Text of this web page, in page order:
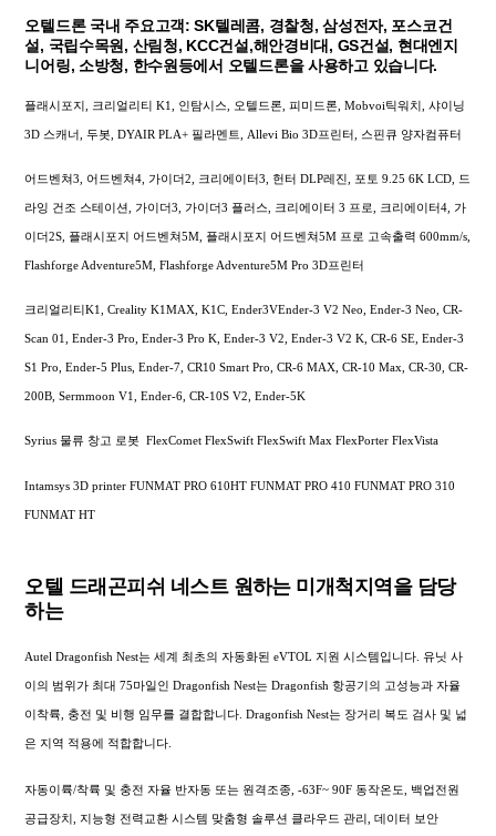
오텔드론 국내 주요고객: SK텔레콤, 경찰청, 삼성전자, 포스코건
설, 국립수목원, 산림청, KCC건설,해안경비대, GS건설, 현대엔지
니어링, 소방청, 한수원등에서 오텔드론을 사용하고 있습니다.
플래시포지, 크리얼리티 K1, 인탐시스, 오텔드론, 피미드론, Mobvoi틱워치, 샤이닝
3D 스캐너, 두봇, DYAIR PLA+ 필라멘트, Allevi Bio 3D프린터, 스핀큐 양자컴퓨터
어드벤쳐3, 어드벤쳐4, 가이더2, 크리에이터3, 헌터 DLP레진, 포토 9.25 6K LCD, 드
라잉 건조 스테이션, 가이더3, 가이더3 플러스, 크리에이터 3 프로, 크리에이터4, 가
이더2S, 플래시포지 어드벤쳐5M, 플래시포지 어드벤쳐5M 프로 고속출력 600mm/s,
Flashforge Adventure5M, Flashforge Adventure5M Pro 3D프린터
크리얼리티K1, Creality K1MAX, K1C, Ender3VEnder-3 V2 Neo, Ender-3 Neo, CR-
Scan 01, Ender-3 Pro, Ender-3 Pro K, Ender-3 V2, Ender-3 V2 K, CR-6 SE, Ender-3
S1 Pro, Ender-5 Plus, Ender-7, CR10 Smart Pro, CR-6 MAX, CR-10 Max, CR-30, CR-
200B, Sermmoon V1, Ender-6, CR-10S V2, Ender-5K
Syrius 물류 창고 로봇 FlexComet FlexSwift FlexSwift Max FlexPorter FlexVista
Intamsys 3D printer FUNMAT PRO 610HT FUNMAT PRO 410 FUNMAT PRO 310
FUNMAT HT
오텔 드래곤피쉬 네스트 원하는 미개척지역을 담당
하는
Autel Dragonfish Nest는 세계 최초의 자동화된 eVTOL 지원 시스템입니다. 유닛 사
이의 범위가 최대 75마일인 Dragonfish Nest는 Dragonfish 항공기의 고성능과 자율
이착륙, 충전 및 비행 임무를 결합합니다. Dragonfish Nest는 장거리 복도 검사 및 넓
은 지역 적용에 적합합니다.
자동이륙/착륙 및 충전 자율 반자동 또는 원격조종, -63F~ 90F 동작온도, 백업전원
공급장치, 지능형 전력교환 시스템 맞춤형 솔루션 클라우드 관리, 데이터 보안